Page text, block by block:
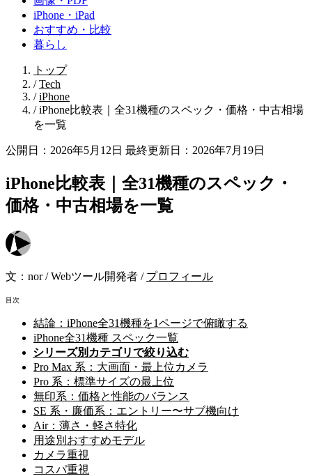
iPhone・iPad
おすすめ・比較
暮らし
トップ
/ Tech
/ iPhone
/ iPhone比較表｜全31機種のスペック・価格・中古相場
を一覧
公開日：2026年5月12日 最終更新日：2026年7月19日
iPhone比較表｜全31機種のスペック・
価格・中古相場を一覧
文： nor /Webツール開発者 / プロフィール
目次
結論：iPhone全31機種を1ページで俯瞰する
iPhone全31機種 スペック一覧
シリーズ別カテゴリで絞り込む
Pro Max 系：大画面・最上位カメラ
Pro 系：標準サイズの最上位
無印系：価格と性能のバランス
SE 系・廉価系：エントリー〜サブ機向け
Air：薄さ・軽さ特化
用途別おすすめモデル
カメラ重視
コスパ重視